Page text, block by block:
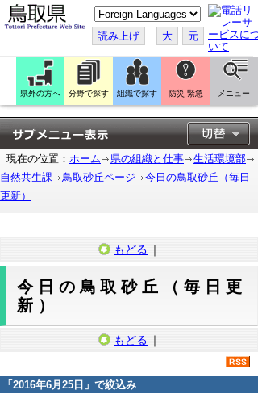
こ
の
ペ
ー
ジ
翻
訳
す
る
読み上げ 大 元
県外の方へ 分野で探す 組織で探す 防災 緊急 メニュー
現在の位置： ホーム 県の組織と仕事
生活環境部
自然共生課
鳥取砂丘ページ
今日の鳥取砂丘（毎日
更新）
もどる ｜
今日の鳥取砂丘（毎日更
新）
もどる ｜
「 2016年6月25日 」で絞込み